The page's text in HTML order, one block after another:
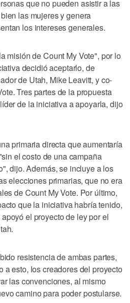
que no pueden asistir a las
las mujeres y genera
los intereses generales.
misión de Count My Vote", por lo
decidió aceptarlo, de
de Utah, Mike Leavitt, y co-
Tres partes de la propuesta
de la iniciativa a apoyarla, dijo
primaria directa que aumentaría
el costo de una campaña
dijo. Además, se incluye a los
elecciones primarias, que no era
de Count My Vote. Por último,
que la iniciativa habría tenido,
el proyecto de ley por el
resistencia de ambas partes,
a esto, los creadores del proyecto
las convenciones, al mismo
camino para poder postularse.